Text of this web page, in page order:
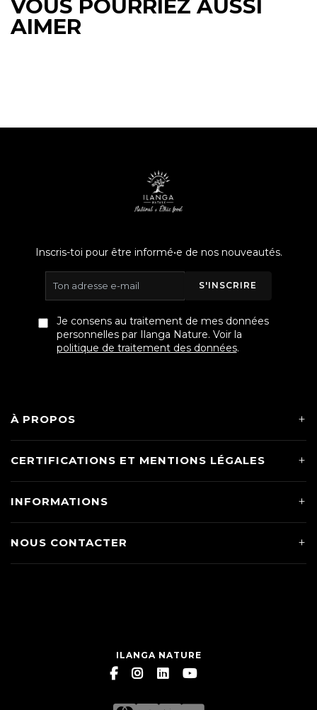
VOUS POURRIEZ AUSSI
AIMER
Inscris-toi pour être informé•e de nos nouveautés.
S'INSCRIRE
Je consens au traitement de mes données
personnelles par Ilanga Nature. Voir la
politique de traitement des données.
À PROPOS
CERTIFICATIONS ET MENTIONS LÉGALES
INFORMATIONS
NOUS CONTACTER
ILANGA NATURE